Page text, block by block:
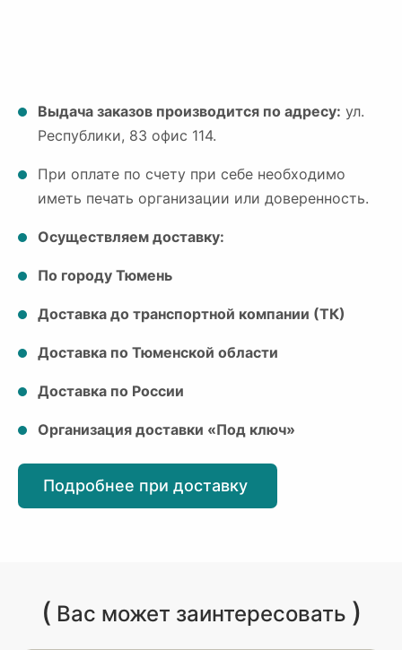
Выдача заказов производится по адресу: ул.
Республики, 83 офис 114.
При оплате по счету при себе необходимо
иметь печать организации или доверенность.
Осуществляем доставку:
По городу Тюмень
Доставка до транспортной компании (ТК)
Доставка по Тюменской области
Доставка по России
Организация доставки «Под ключ»
Подробнее при доставку
( Вас может заинтересовать )